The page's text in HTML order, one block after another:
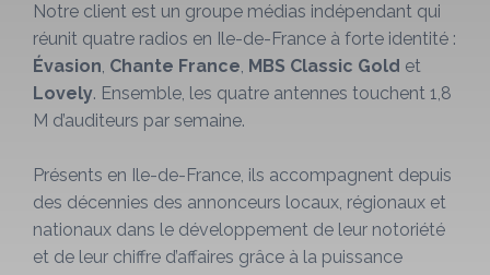
Notre client est un groupe médias indépendant qui
réunit quatre radios en Ile-de-France à forte identité :
Évasion, Chante France, MBS Classic Gold et
Lovely. Ensemble, les quatre antennes touchent 1,8
M d’auditeurs par semaine.
Présents en Ile-de-France, ils accompagnent depuis
des décennies des annonceurs locaux, régionaux et
nationaux dans le développement de leur notoriété
et de leur chiffre d’affaires grâce à la puissance